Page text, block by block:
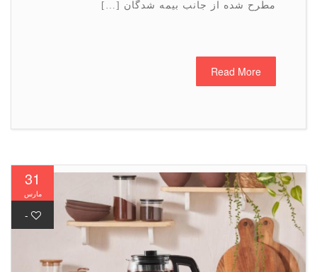
مطرح شده از جانب بیمه شدگان […]
Read More
31